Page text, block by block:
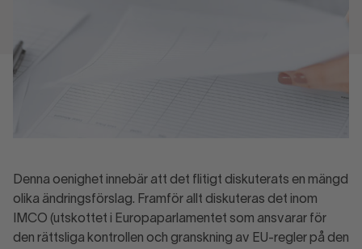
Denna oenighet innebär att det flitigt diskuterats en mängd
olika ändringsförslag. Framför allt diskuteras det inom
IMCO (utskottet i Europaparlamentet som ansvarar för
den rättsliga kontrollen och granskning av EU-regler på den